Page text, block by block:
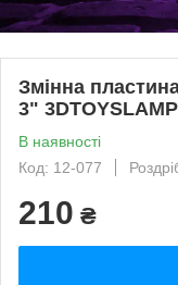
Змінна
3" 3DTOYSLAMP
В наявності
Код: 12-077
210 ₴